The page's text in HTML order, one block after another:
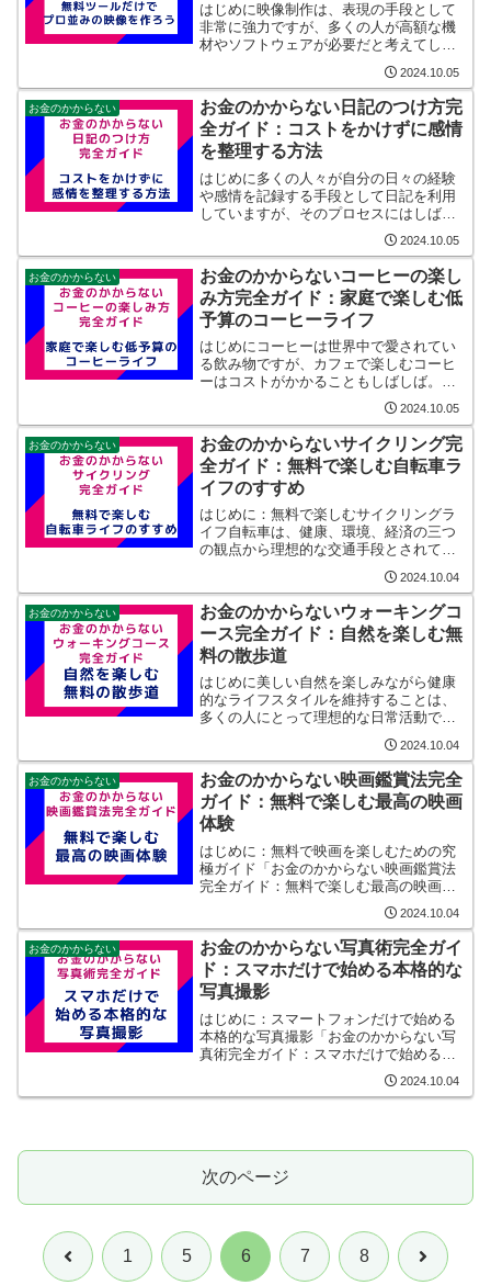
はじめに映像制作は、表現の手段として
非常に強力ですが、多くの人が高額な機
材やソフトウェアが必要だと考えてしま
います。しかし、現代のテクノロジーは
誰もが手軽にプロ並みの映像を作成でき
る環境を提供しています。このガイドで
は、「お金のかからない動...
2024.10.05
お金のかからない
お金のかからない日記のつけ方完
全ガイド：コストをかけずに感情
を整理する方法
はじめに多くの人々が自分の日々の経験
や感情を記録する手段として日記を利用
していますが、そのプロセスにはしばし
ばコストが伴います。しかし、日記をつ
けることは、実はコストをかける必要は
ありません。このガイドでは、日記をつ
けることによって感情を整...
2024.10.05
お金のかからない
お金のかからないコーヒーの楽し
み方完全ガイド：家庭で楽しむ低
予算のコーヒーライフ
はじめにコーヒーは世界中で愛されてい
る飲み物ですが、カフェで楽しむコーヒ
ーはコストがかかることもしばしば。し
かし、家庭で手軽に、そして低予算でコ
ーヒーを楽しむ方法はたくさんありま
す。このガイドでは、家庭でのコーヒー
ライフを豊かにするための賢...
2024.10.05
お金のかからない
お金のかからないサイクリング完
全ガイド：無料で楽しむ自転車ラ
イフのすすめ
はじめに：無料で楽しむサイクリングラ
イフ自転車は、健康、環境、経済の三つ
の観点から理想的な交通手段とされてい
ます。特にコストを抑えたい方にとっ
て、無料または低コストで楽しめるサイ
クリングは非常に魅力的です。「お金の
かからないサイクリング完全...
2024.10.04
お金のかからない
お金のかからないウォーキングコ
ース完全ガイド：自然を楽しむ無
料の散歩道
はじめに美しい自然を楽しみながら健康
的なライフスタイルを維持することは、
多くの人にとって理想的な日常活動で
す。しかし、多忙な日常や予算の制約が
邪魔をして、趣味に費やす時間や資源が
限られがちです。特に、都市部では公園
や自然散策路へのアクセスが...
2024.10.04
お金のかからない
お金のかからない映画鑑賞法完全
ガイド：無料で楽しむ最高の映画
体験
はじめに：無料で映画を楽しむための究
極ガイド「お金のかからない映画鑑賞法
完全ガイド：無料で楽しむ最高の映画体
験」へようこそ。映画は、多くの人にと
って大きな楽しみの一つですが、映画館
での鑑賞や有料ストリーミングサービス
には費用がかかります。し...
2024.10.04
お金のかからない
お金のかからない写真術完全ガイ
ド：スマホだけで始める本格的な
写真撮影
はじめに：スマートフォンだけで始める
本格的な写真撮影「お金のかからない写
真術完全ガイド：スマホだけで始める本
格的な写真撮影」へようこそ。このガイ
ドでは、高価なカメラ機材を購入せずと
2024.10.04
次のページ
前 1 5 6 7 8 次